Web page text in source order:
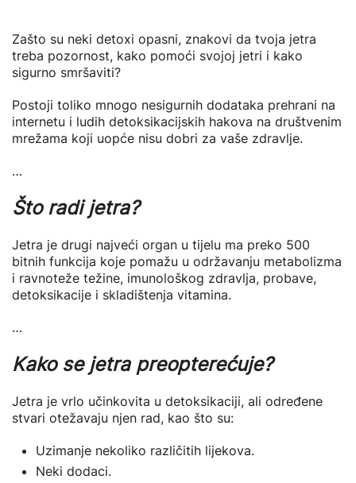
Zašto su neki detoxi opasni, znakovi da tvoja jetra
treba pozornost, kako pomoći svojoj jetri i kako
sigurno smršaviti?
Postoji toliko mnogo nesigurnih dodataka prehrani na
internetu i ludih detoksikacijskih hakova na društvenim
mrežama koji uopće nisu dobri za vaše zdravlje.
…
Što radi jetra?
Jetra je drugi najveći organ u tijelu ma preko 500
bitnih funkcija koje pomažu u održavanju metabolizma
i ravnoteže težine, imunološkog zdravlja, probave,
detoksikacije i skladištenja vitamina.
…
Kako se jetra preopterećuje?
Jetra je vrlo učinkovita u detoksikaciji, ali određene
stvari otežavaju njen rad, kao što su:
Uzimanje nekoliko različitih lijekova.
Neki dodaci.